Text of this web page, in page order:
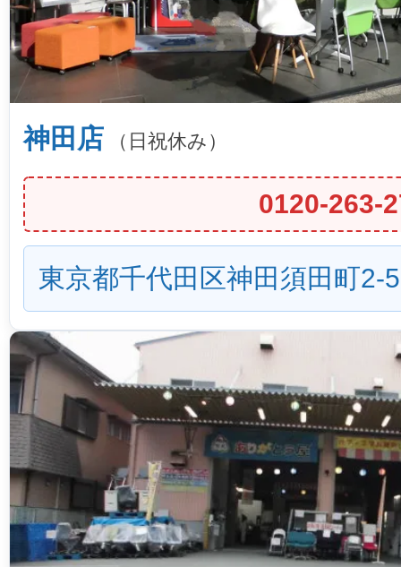
神田店 （日祝休み）
0120-263-
東京都千代田区神田須田町2-